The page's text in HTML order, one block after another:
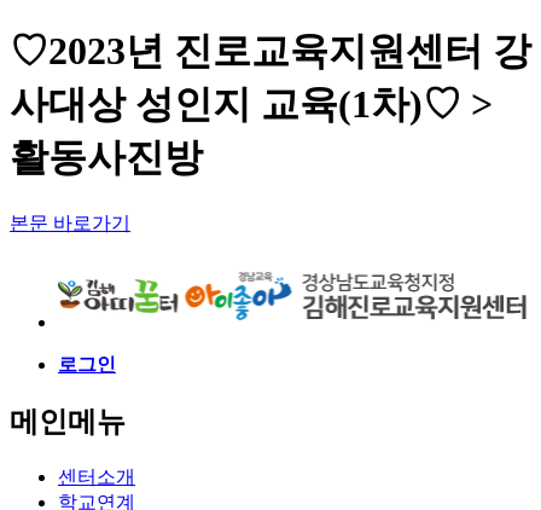
♡2023년 진로교육지원센터 강
사대상 성인지 교육(1차)♡ >
활동사진방
본문 바로가기
로그인
메인메뉴
센터소개
학교연계